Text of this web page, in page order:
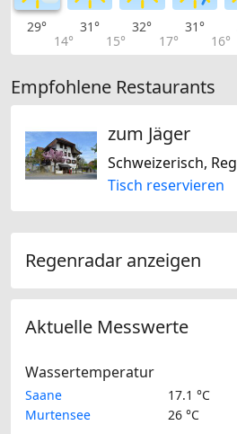
29°
14°
31°
15°
32°
17°
31°
16°
Empfohlene Restaurants
zum Jäger
Schweizerisch,
Tisch reservieren
Regenradar anzeigen
Aktuelle Messwerte
Wassertemperatur
Saane
17.1 °C
Murtensee
26 °C